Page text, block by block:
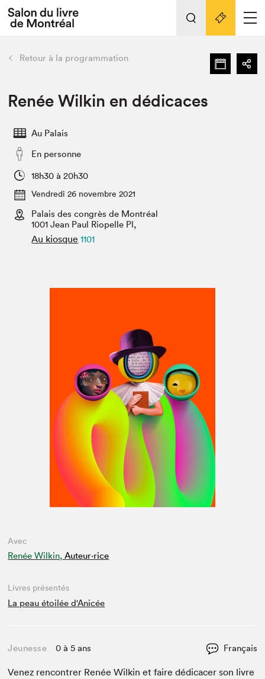
Espace exposant⋅e⋅s
Espace enseignant·e·s
L'événement
Préparer sa visite au Salon
Actualités
SLM PRO
retour Nos activités
Préparer sa visite
Salon au Palais
Projets partenaires
Liens pratiques
Retour à la programmation
Renée Wilkin en dédicaces
Au Palais
En personne
18h30 à 20h30
Vendredi 26 novembre 2021
Palais des congrès de Montréal
1001 Jean Paul Riopelle Pl,
Au kiosque 1101
Avec
Renée Wilkin, Auteur·rice
Livres présentés
La peau étoilée d'Anicée
Jeunesse 0 à 5 ans Français
Venez ren­con­tr­er Renée Wilkin et faire dédi­cac­er son livre